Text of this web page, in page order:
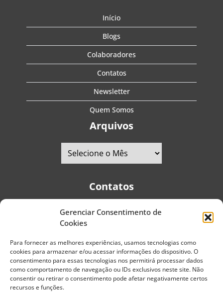
Gerenciar Consentimento de
Cookies
Para fornecer as melhores experiências, usamos tecnologias como
cookies para armazenar e/ou acessar informações do dispositivo. O
consentimento para essas tecnologias nos permitirá processar dados
como comportamento de navegação ou IDs exclusivos neste site. Não
consentir ou retirar o consentimento pode afetar negativamente certos
recursos e funções.
Início
Blogs
Colaboradores
Contatos
Newsletter
Quem Somos
Arquivos
Contatos
Telefones:+55 (11) 2579-9697|+55 (11) 5587-4334
Guarani - CEP: 04310-060 - São Paulo | Brasil
E-mail:contato@portaldoenvelhecimento.com.br
Website:portaldoenvelhecimento.com.br